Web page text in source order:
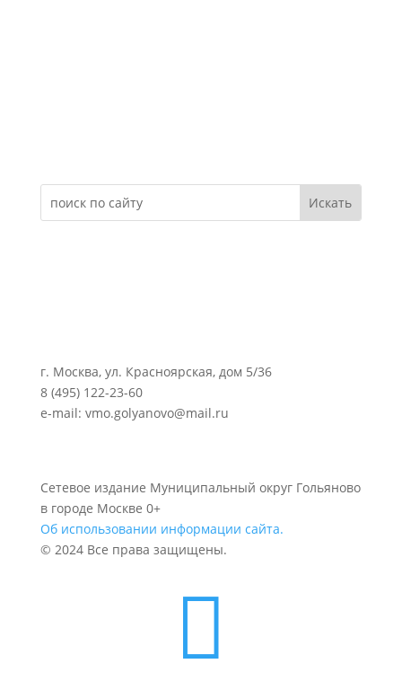
г. Москва, ул. Красноярская, дом 5/36
8 (495) 122-23-60
e-mail: vmo.golyanovo@mail.ru
Сетевое издание Муниципальный округ Гольяново
в городе Москве 0+
Об использовании информации сайта.
© 2024 Все права защищены.
